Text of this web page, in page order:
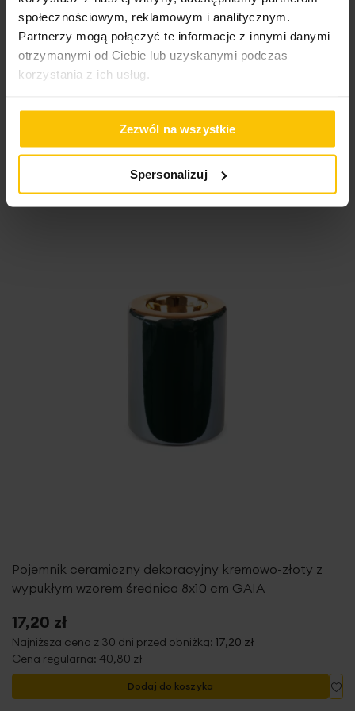
społecznościowym, reklamowym i analitycznym.
Partnerzy mogą połączyć te informacje z innymi danymi
otrzymanymi od Ciebie lub uzyskanymi podczas
korzystania z ich usług.
Zezwól na wszystkie
Spersonalizuj
17,20 zł
Najniższa cena z 30 dni przed obniżką:17,20 zł
Cena regularna:
40,80 zł
Pojemnik ceramiczny dekoracyjny kremowo-złoty z
wypukłym wzorem średnica 8x10 cm GAIA
17,20 zł
Najniższa cena z 30 dni przed obniżką: 17,20 zł
Cena regularna: 40,80 zł
Dodaj do koszyka